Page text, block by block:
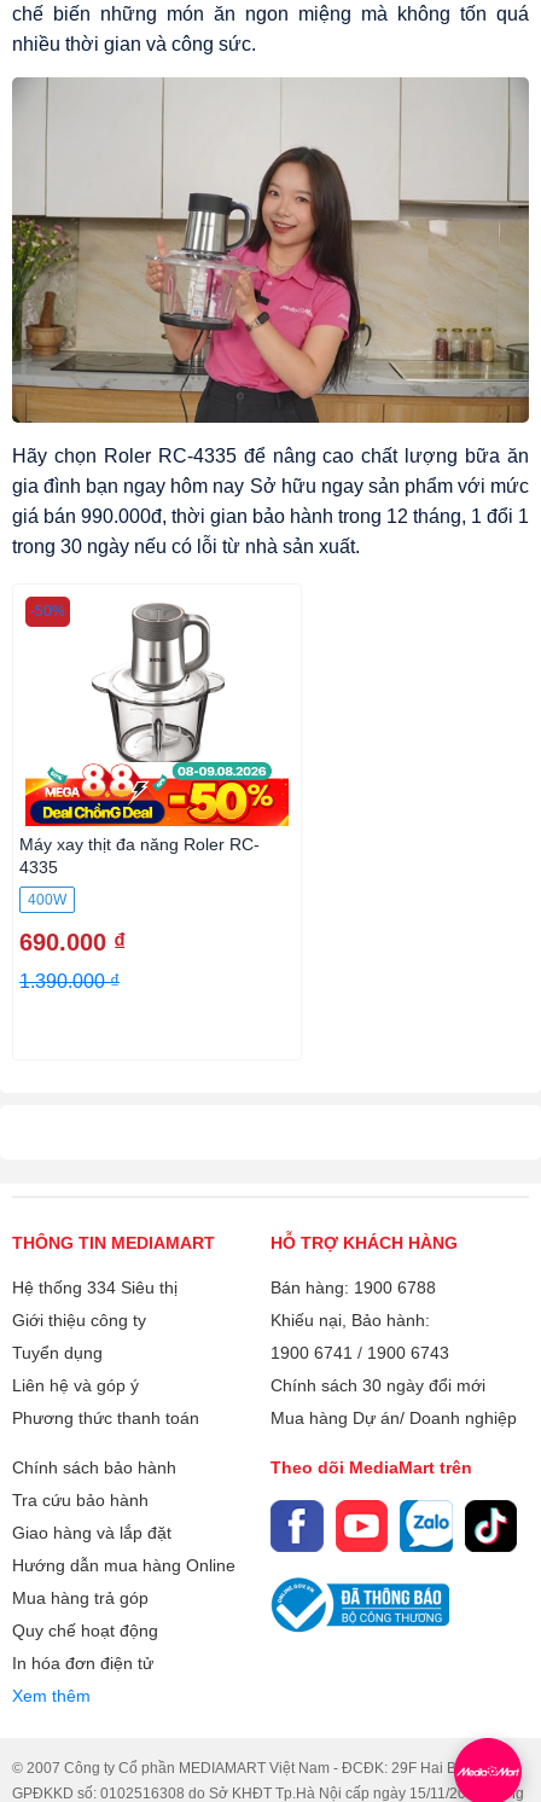
chế biến những món ăn ngon miệng mà không tốn quá
nhiều thời gian và công sức.
Hãy chọn Roler RC-4335 để nâng cao chất lượng bữa ăn
gia đình bạn ngay hôm nay Sở hữu ngay sản phẩm với mức
giá bán 990.000đ, thời gian bảo hành trong 12 tháng, 1 đổi 1
trong 30 ngày nếu có lỗi từ nhà sản xuất.
Máy xay thịt đa năng Roler RC-
4335
400W
690.000 ₫
1.390.000 ₫
-50%
THÔNG TIN MEDIAMART
Hệ thống 334 Siêu thị
Giới thiệu công ty
Tuyển dụng
Liên hệ và góp ý
Phương thức thanh toán
HỖ TRỢ KHÁCH HÀNG
Bán hàng: 1900 6788
Khiếu nại, Bảo hành:
1900 6741 / 1900 6743
Chính sách 30 ngày đổi mới
Mua hàng Dự án/ Doanh nghiệp
Chính sách bảo hành
Tra cứu bảo hành
Giao hàng và lắp đặt
Hướng dẫn mua hàng Online
Mua hàng trả góp
Quy chế hoạt động
In hóa đơn điện tử
Xem thêm
Theo dõi MediaMart trên
© 2007 Công ty Cổ phần MEDIAMART Việt Nam - ĐCĐK: 29F Hai Bà Trưng.
GPĐKKD số: 0102516308 do Sở KHĐT Tp.Hà Nội cấp ngày 15/11/2007, đăng